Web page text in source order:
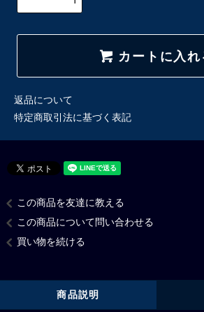
カートに入れ
返品について
特定商取引法に基づく表記
この商品を友達に教える
この商品について問い合わせる
買い物を続ける
商品説明